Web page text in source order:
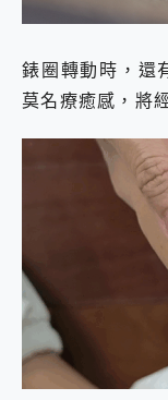
錶圈轉動時，還
莫名療癒感，將